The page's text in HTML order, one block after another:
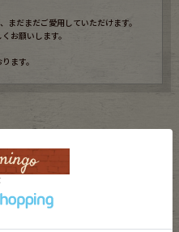
だまだご愛用していただけます。
お願いします。
ます。